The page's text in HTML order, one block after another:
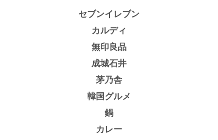
セブンイレブン
カルディ
無印良品
成城石井
茅乃舎
韓国グルメ
鍋
カレー